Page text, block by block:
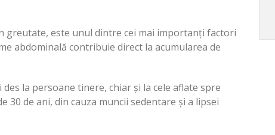
greutate, este unul dintre cei mai importanți factori
abdominală contribuie direct la acumularea de
la persoane tinere, chiar și la cele aflate spre
30 de ani, din cauza muncii sedentare și a lipsei